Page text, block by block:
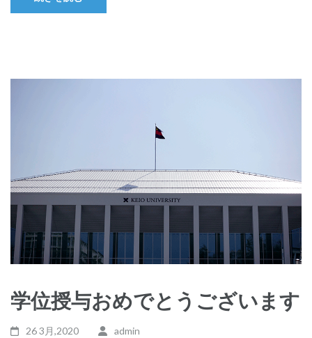
学位授与おめでとうございます
26 3月,2020 admin